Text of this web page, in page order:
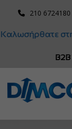
210 6724180
B2B